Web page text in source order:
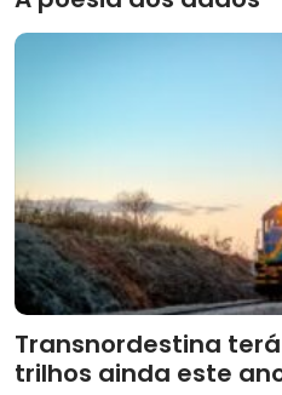
Transnordestina
trilhos ainda este